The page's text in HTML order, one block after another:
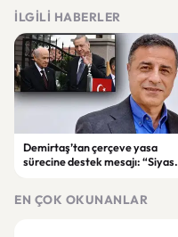
İLGILI HABERLER
Demirtaş’tan çerçeve yasa
sürecine destek mesajı: “Siyasi
EN ÇOK OKUNANLAR